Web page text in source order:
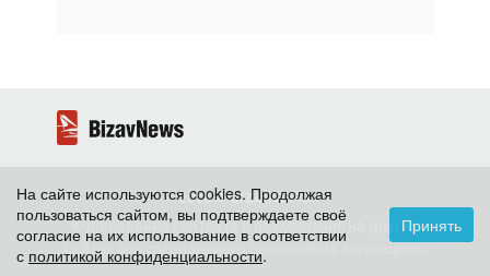
2026 ©BizavNews
Копирование контента и размещение на других
сайтах без специального разрешения запрещено.
На сайте используются cookies. Продолжая
пользоваться сайтом, вы подтверждаете своё
согласие на их использование в соответствии
с политикой конфиденциальности.
Принять